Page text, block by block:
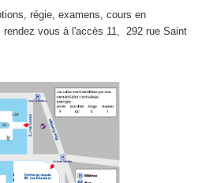
régie, examens, cours en
vous à l'accès 11, 292 rue Saint